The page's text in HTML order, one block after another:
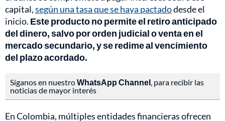
capital,según una tasa que se haya pactadodesde el
inicio. Este producto no permite el retiro anticipado
del dinero, salvo por orden judicial o venta en el
mercado secundario, y se redime al vencimiento
del plazo acordado.
Síganos en nuestroWhatsApp Channel, para recibir las
noticias de mayor interés
En Colombia, múltiples entidades financieras ofrecen